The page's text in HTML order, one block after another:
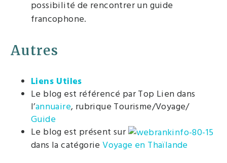
possibilité de rencontrer un guide
francophone.
Autres
Liens Utiles
Le blog est référencé par Top Lien dans
l’annuaire, rubrique Tourisme/Voyage/
Guide
Le blog est présent sur
dans la catégorieVoyage en Thaïlande